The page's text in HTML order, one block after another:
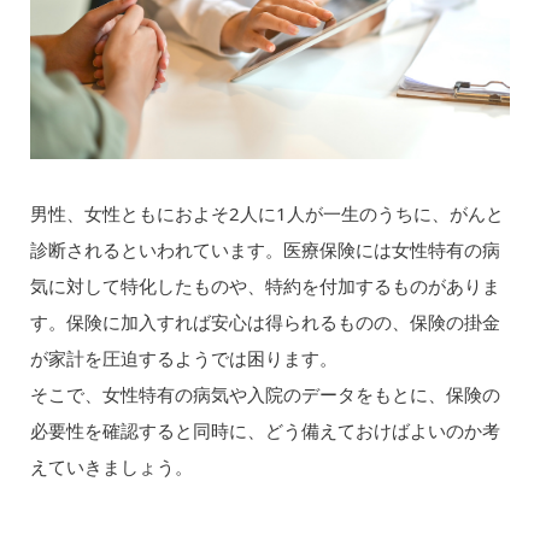
男性、女性ともにおよそ2人に1人が一生のうちに、がんと
診断されるといわれています。医療保険には女性特有の病
気に対して特化したものや、特約を付加するものがありま
す。保険に加入すれば安心は得られるものの、保険の掛金
が家計を圧迫するようでは困ります。
そこで、女性特有の病気や入院のデータをもとに、保険の
必要性を確認すると同時に、どう備えておけばよいのか考
えていきましょう。